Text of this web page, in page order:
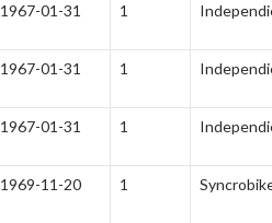
1967-01-31 1
1967-01-31 1
1967-01-31 1
1969-11-20 1